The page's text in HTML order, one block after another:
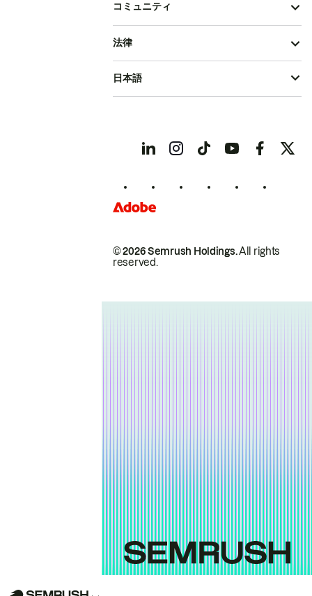
コミュニティ
© 2026 Semrush Holdings.All rights
reserved.
法律
日本語